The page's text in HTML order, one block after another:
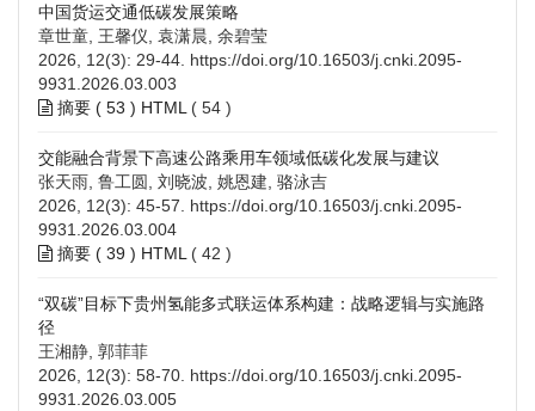
中国货运交通低碳发展策略
章世童, 王馨仪, 袁潇晨, 余碧莹
2026, 12(3): 29-44. https://doi.org/10.16503/j.cnki.2095-
9931.2026.03.003
摘要 ( 53 ) HTML ( 54 )
交能融合背景下高速公路乘用车领域低碳化发展与建议
张天雨, 鲁工圆, 刘晓波, 姚恩建, 骆泳吉
2026, 12(3): 45-57. https://doi.org/10.16503/j.cnki.2095-
9931.2026.03.004
摘要 ( 39 ) HTML ( 42 )
“双碳”目标下贵州氢能多式联运体系构建：战略逻辑与实施路
径
王湘静, 郭菲菲
2026, 12(3): 58-70. https://doi.org/10.16503/j.cnki.2095-
9931.2026.03.005